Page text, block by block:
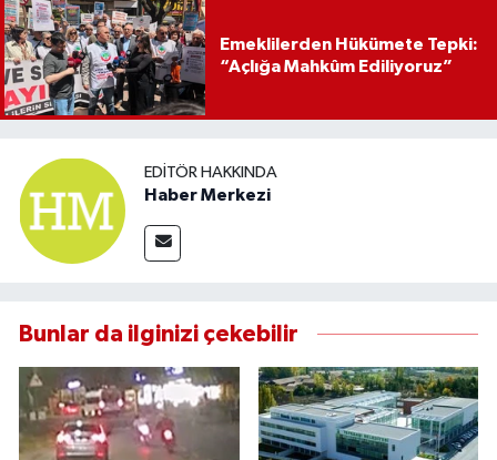
Emeklilerden Hükümete Tepki:
“Açlığa Mahkûm Ediliyoruz”
EDITÖR HAKKINDA
Haber Merkezi
Bunlar da ilginizi çekebilir